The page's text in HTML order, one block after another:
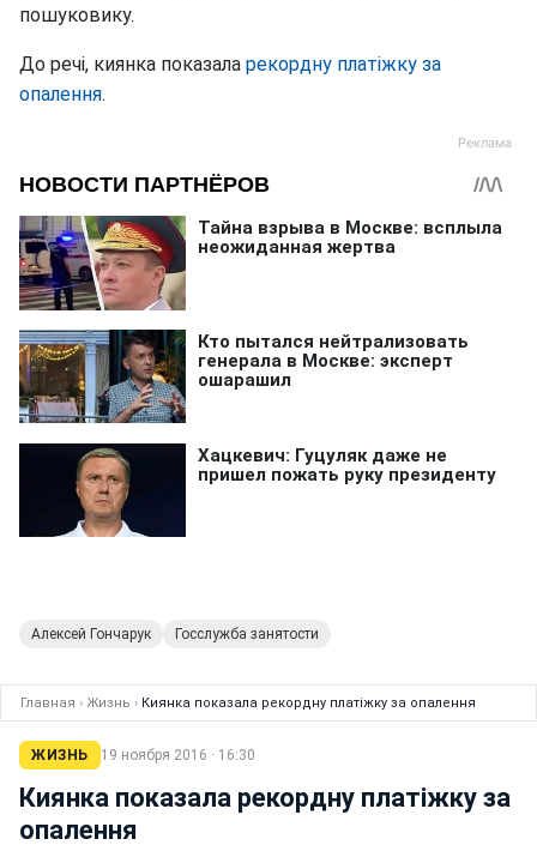
пошуковику.
До речі, киянка показала рекордну платіжку за
опалення.
Алексей Гончарук Госслужба занятости
Главная › Жизнь › Киянка показала рекордну платіжку за опалення
ЖИЗНЬ 19 ноября 2016 · 16:30
Киянка показала рекордну платіжку за
опалення